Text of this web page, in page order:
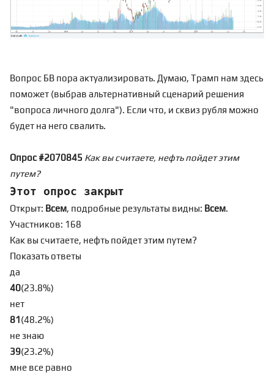
Вопрос БВ пора актуализировать. Думаю, Трамп нам здесь
поможет (выбрав альтернативный сценарий решения
"вопроса личного долга"). Если что, и сквиз рубля можно
будет на него свалить.
Опрос #2070845 Как вы считаете, нефть пойдет этим
путем?
Этот опрос закрыт
Открыт: Всем, подробные результаты видны: Всем.
Участников: 168
Как вы считаете, нефть пойдет этим путем?
Показать ответы
да
40(23.8%)
нет
81(48.2%)
не знаю
39(23.2%)
мне все равно